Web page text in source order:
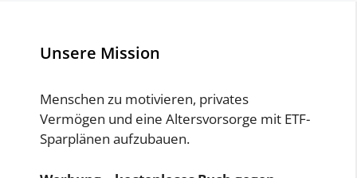
Unsere Mission
Menschen zu motivieren, privates
Vermögen und eine Altersvorsorge mit ETF-
Sparplänen aufzubauen.